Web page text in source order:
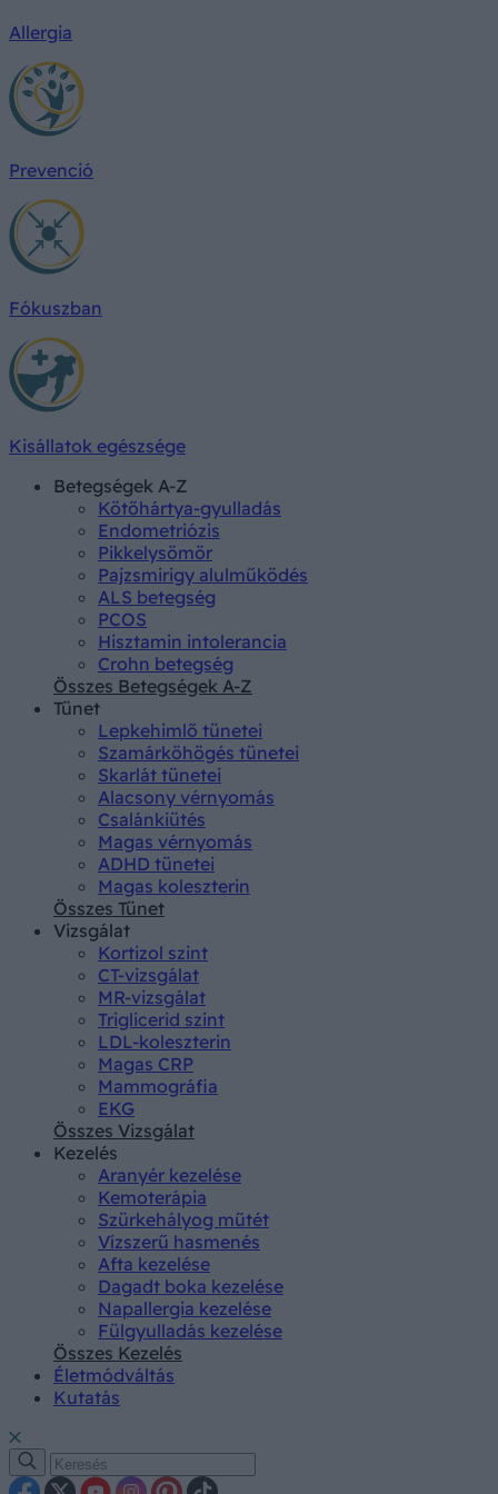
Allergia
Prevenció
Fókuszban
Kisállatok egészsége
Betegségek A-Z
Kötőhártya-gyulladás
Endometriózis
Pikkelysömör
Pajzsmirigy alulműködés
ALS betegség
PCOS
Hisztamin intolerancia
Crohn betegség
Összes Betegségek A-Z
Tünet
Lepkehimlő tünetei
Szamárköhögés tünetei
Skarlát tünetei
Alacsony vérnyomás
Csalánkiütés
Magas vérnyomás
ADHD tünetei
Magas koleszterin
Összes Tünet
Vizsgálat
Kortizol szint
CT-vizsgálat
MR-vizsgálat
Triglicerid szint
LDL-koleszterin
Magas CRP
Mammográfia
EKG
Összes Vizsgálat
Kezelés
Aranyér kezelése
Kemoterápia
Szürkehályog műtét
Vízszerű hasmenés
Afta kezelése
Dagadt boka kezelése
Napallergia kezelése
Fülgyulladás kezelése
Összes Kezelés
Életmódváltás
Kutatás